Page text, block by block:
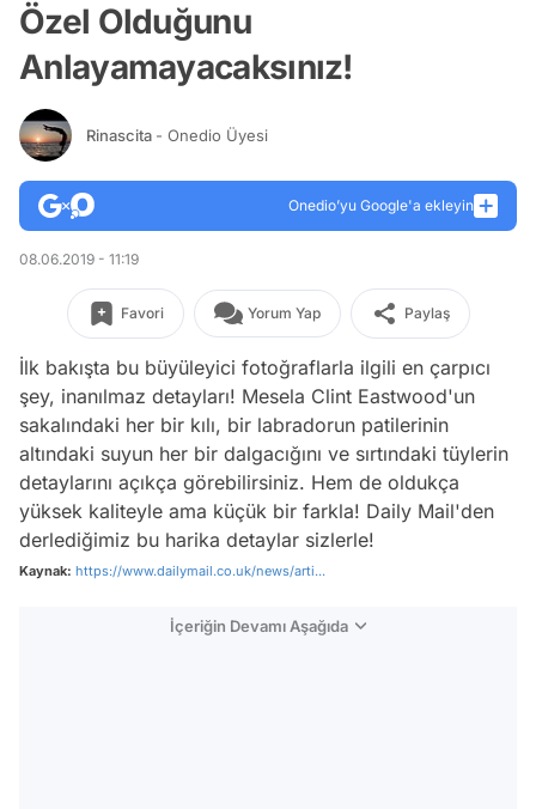
Özel Olduğunu
Anlayamayacaksınız!
Rinascita - Onedio Üyesi
Onedio’yu Google'a ekleyin
08.06.2019 - 11:19
Favori Yorum Yap Paylaş
İlk bakışta bu büyüleyici fotoğraflarla ilgili en çarpıcı
şey, inanılmaz detayları! Mesela Clint Eastwood'un
sakalındaki her bir kılı, bir labradorun patilerinin
altındaki suyun her bir dalgacığını ve sırtındaki tüylerin
detaylarını açıkça görebilirsiniz. Hem de oldukça
yüksek kaliteyle ama küçük bir farkla! Daily Mail'den
derlediğimiz bu harika detaylar sizlerle!
Kaynak: https://www.dailymail.co.uk/news/arti...
İçeriğin Devamı Aşağıda